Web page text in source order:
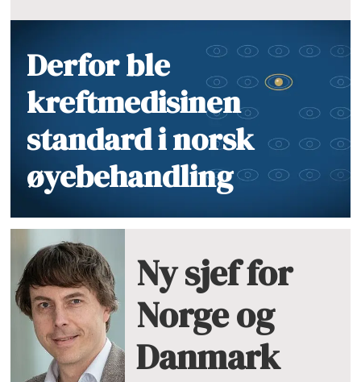
Derfor ble
kreftmedisinen
standard i norsk
øyebehandling
Ny sjef for
Norge og
Danmark